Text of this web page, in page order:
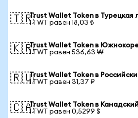
🇹🇷Trust Wallet Token в Турецкая
1 TWT равен 18,03 ₺
🇰🇷Trust Wallet Token в
1 TWT равен 536,63 ₩
🇷🇺Trust Wallet Token в
1 TWT равен 31,37 ₽
🇨🇦Trust Wallet Token в
1 TWT равен 0,5299 $